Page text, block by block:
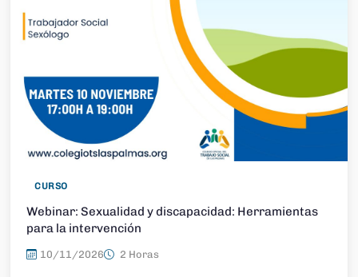
CURSO
Webinar: Sexualidad y discapacidad: Herramientas
para la intervención
10/11/2026 2 Horas